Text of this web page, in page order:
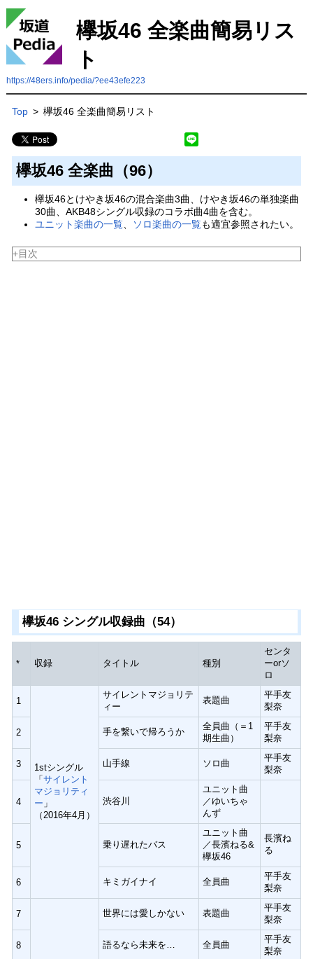
欅坂46 全楽曲簡易リス
ト
https://48ers.info/pedia/?ee43efe223
Top > 欅坂46 全楽曲簡易リスト
欅坂46 全楽曲（96）
欅坂46とけやき坂46の混合楽曲3曲、けやき坂46の単独楽曲
30曲、AKB48シングル収録のコラボ曲4曲を含む。
ユニット楽曲の一覧、 ソロ楽曲の一覧も適宜参照されたい。
+目次
欅坂46 シングル収録曲（54）
* 収録 タイトル 種別
センタ
ーorソ
ロ
1
1stシングル
「 サイレント
マジョリティ
ー 」
（2016年4月）
サイレントマジョリテ
ィー
表題曲
平手友
梨奈
2 手を繋いで帰ろうか
全員曲（＝1
期生曲）
平手友
梨奈
3 山手線 ソロ曲
平手友
梨奈
4 渋谷川
ユニット曲
／ゆいちゃ
んず
5 乗り遅れたバス
ユニット曲
／長濱ねる&
欅坂46
長濱ね
る
6 キミガイナイ 全員曲
平手友
梨奈
7 世界には愛しかない 表題曲
平手友
梨奈
8 語るなら未来を… 全員曲
平手友
梨奈